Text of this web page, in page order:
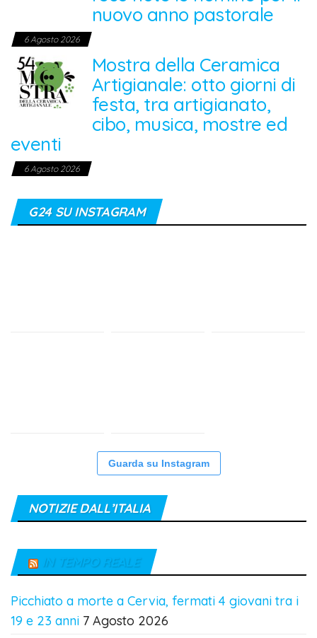
nuovo anno pastorale
6 Agosto 2026
Mostra della Ceramica
Artigianale: otto giorni di
festa, tra artigianato,
cibo, musica, mostre ed
eventi
6 Agosto 2026
G24 SU INSTAGRAM
Guarda su Instagram
NOTIZIE DALL’ITALIA
IN TEMPO REALE
Picchiato a morte a Cervia, fermati 4 giovani tra i
19 e 23 anni 7 Agosto 2026